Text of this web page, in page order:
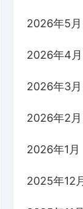
2026年5月
2026年4月
2026年3月
2026年2月
2026年1月
2025年12